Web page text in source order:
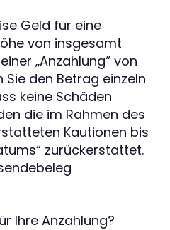
Geld für eine
von insgesamt
„Anzahlung“ von
den Betrag einzeln
keine Schäden
die im Rahmen des
Kautionen bis
zurückerstattet.
Ihre Anzahlung?